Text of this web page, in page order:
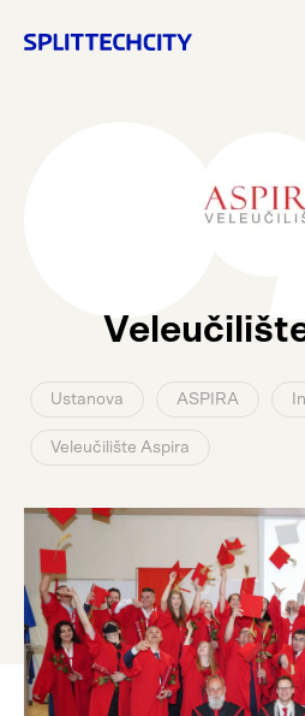
Ustanova ASPIRA
Veleučilište Aspira